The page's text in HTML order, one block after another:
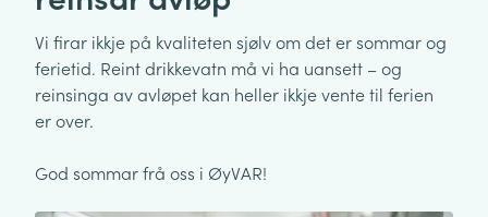
Vi firar ikkje på kvaliteten sjølv om det er sommar og
ferietid. Reint drikkevatn må vi ha uansett – og
reinsinga av avløpet kan heller ikkje vente til ferien
er over.
God sommar frå oss i ØyVAR!